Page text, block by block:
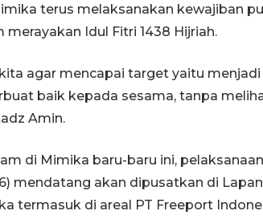
terus melaksanakan kewajiban
Idul Fitri 1438 Hijriah.
agar mencapai target yaitu
baik kepada sesama, tanpa
Amin.
di Mimika baru-baru ini,
mendatang akan dipusatkan di
termasuk di areal PT Freeport
Antara Biro
14 March 2022 15:11